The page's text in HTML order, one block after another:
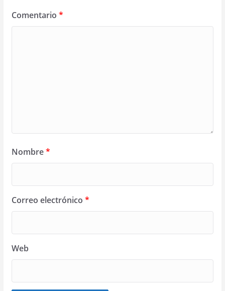
Comentario *
Nombre*
Correo electrónico *
Web